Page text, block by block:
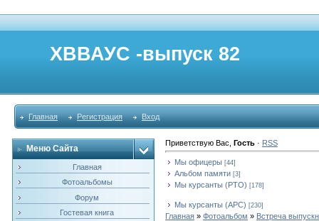
ХВВАУС -выпуск 82
Главная Регистрация Вход
Меню Сайта
Главная
Фотоальбомы
Форум
Гостевая книга
Приветствую Вас Гость· RSS
Мы офицеры [44]
Альбом памяти [3]
Мы курсанты (РТО) [178]
Мы курсанты (АРС) [230]
Главная» Фотоальбом » Встреча